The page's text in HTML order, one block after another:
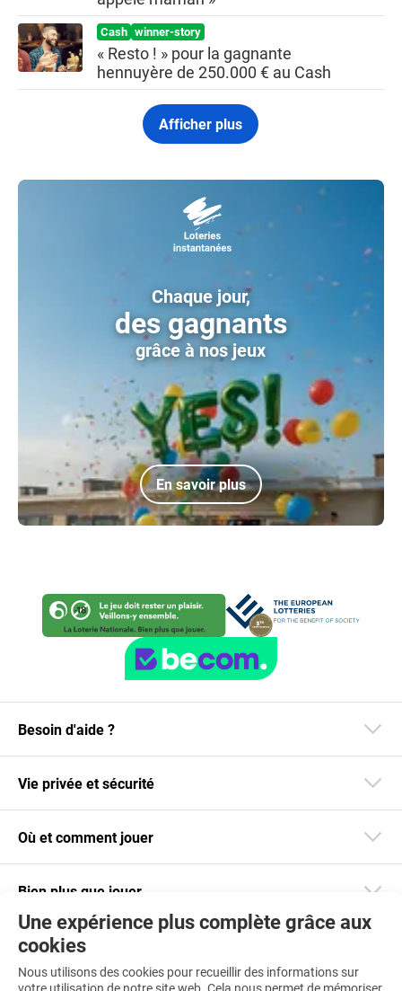
Cash winner-story
« Resto ! » pour la gagnante
hennuyère de 250.000 € au Cash
Afficher plus
Chaque jour,
des gagnants
grâce à nos jeux
En savoir plus
Une expérience plus complète grâce aux
cookies
Nous utilisons des cookies pour recueillir des informations sur
Besoin d'aide ?
Vie privée et sécurité
Où et comment jouer
Bien plus que jouer
Téléchargez notre app